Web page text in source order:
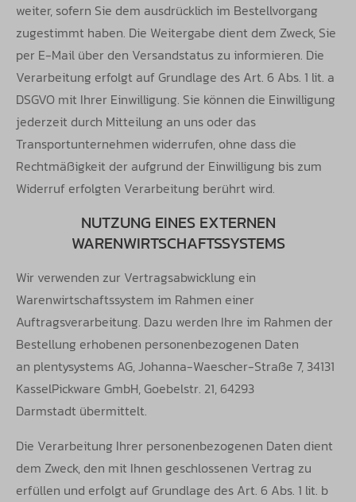
weiter, sofern Sie dem ausdrücklich im Bestellvorgang
zugestimmt haben. Die Weitergabe dient dem Zweck, Sie
per E-Mail über den Versandstatus zu informieren. Die
Verarbeitung erfolgt auf Grundlage des Art. 6 Abs. 1 lit. a
DSGVO mit Ihrer Einwilligung. Sie können die Einwilligung
jederzeit durch Mitteilung an uns oder das
Transportunternehmen widerrufen, ohne dass die
Rechtmäßigkeit der aufgrund der Einwilligung bis zum
Widerruf erfolgten Verarbeitung berührt wird.
NUTZUNG EINES EXTERNEN
WARENWIRTSCHAFTSSYSTEMS
Wir verwenden zur Vertragsabwicklung ein
Warenwirtschaftssystem im Rahmen einer
Auftragsverarbeitung. Dazu werden Ihre im Rahmen der
Bestellung erhobenen personenbezogenen Daten
an plentysystems AG, Johanna-Waescher-Straße 7, 34131
KasselPickware GmbH, Goebelstr. 21, 64293
Darmstadt übermittelt.
Die Verarbeitung Ihrer personenbezogenen Daten dient
dem Zweck, den mit Ihnen geschlossenen Vertrag zu
erfüllen und erfolgt auf Grundlage des Art. 6 Abs. 1 lit. b